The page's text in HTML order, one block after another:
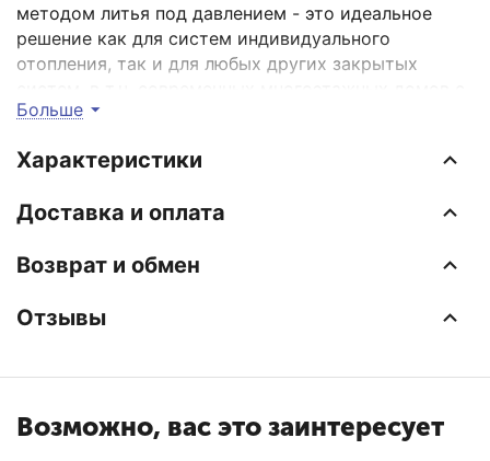
методом литья под давлением - это идеальное
решение как для систем индивидуального
отопления, так и для любых других закрытых
индивидуальными тепловыми пунктами. Высокие
залогом максимальной теплоотдачи радиатора.
Больше
Характеристики
Доставка и оплата
Возврат и обмен
Отзывы
Возможно, вас это заинтересует